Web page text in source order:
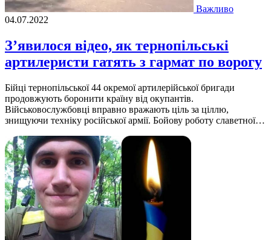
Важливо
04.07.2022
З’явилося відео, як тернопільські
артилеристи гатять з гармат по ворогу
Бiйцi тернопiльської 44 окремої артилерiйської бригади
продовжують боронити країну вiд окупантiв.
Вiйськовослужбовцi вправно вражають цiль за цiллю,
знищуючи технiку росiйської армiї. Бойову роботу славетної…